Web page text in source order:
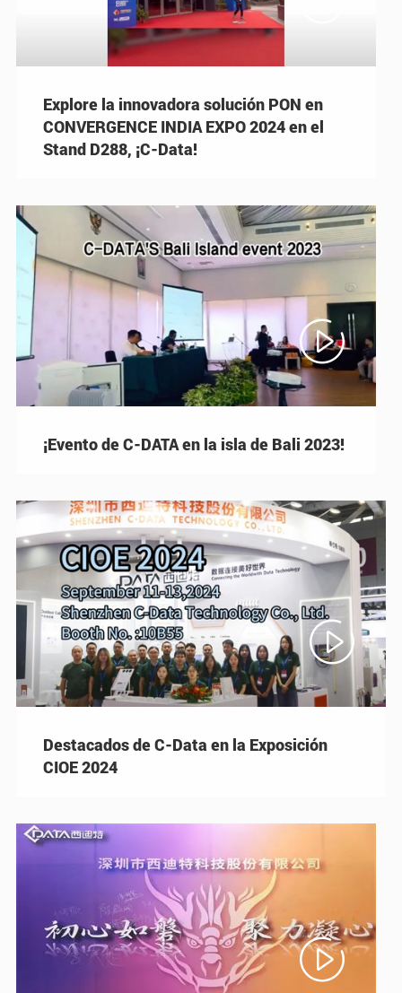
Explore la innovadora solución PON en
CONVERGENCE INDIA EXPO 2024 en el
Stand D288, ¡C-Data!

¡Evento de C-DATA en la isla de Bali 2023!

Destacados de C-Data en la Exposición
CIOE 2024
